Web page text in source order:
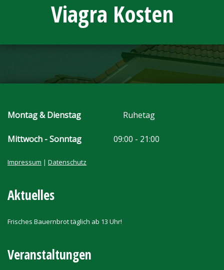
Viagra Kosten
Montag & Dienstag Ruhetag
Mittwoch - Sonntag 09:00 - 21:00
Impressum | Datenschutz
Aktuelles
Frisches Bauernbrot täglich ab 13 Uhr!
Veranstaltungen